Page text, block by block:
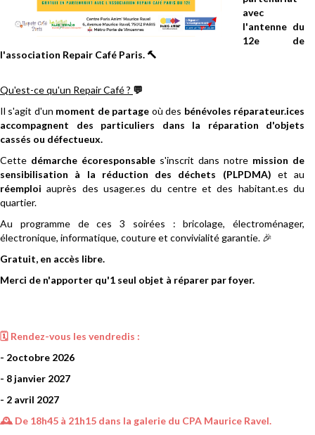
avec
l'antenne du
12e de
l'association Repair Café Paris. 🔨
Qu'est-ce qu'un Repair Café ? 💬
Il s'agit d'un moment de partage où des bénévoles réparateur.ices
accompagnent des particuliers dans la réparation
d'objets
cassés ou défectueux.
Cette démarche écoresponsable s'inscrit dans notre mission de
sensibilisation à la réduction des déchets (PLPDMA) et au
réemploiauprès des usager.es du centre et des habitant.es du
quartier.
Au programme de ces 3 soirées : bricolage, électroménager,
électronique, informatique, couture et convivialité garantie. 🎉
Gratuit, en accès libre.
Merci de n'apporter qu'1 seul objet à réparer par foyer.
🗓 Rendez-vous les vendredis :
- 2octobre 2026
- 8 janvier 2027
- 2 avril 2027
🕰 De 18h45 à 21h15 dans la galerie du CPA Maurice Ravel.